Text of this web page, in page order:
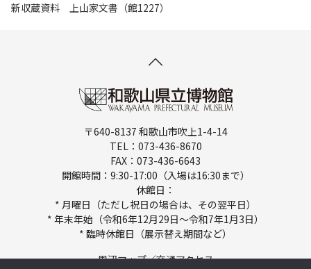
新収蔵資料 上山家文書（館1227）
〒640-8137 和歌山市吹上1-4-14
TEL：073-436-8670
FAX：073-436-6643
開館時間：9:30-17:00（入場は16:30まで）
休館日：
* 月曜日（ただし祝日の場合は、その翌平日）
* 年末年始（令和6年12月29日～令和7年1月3日）
* 臨時休館日（展示替え期間など）
周辺マップ／交通アクセス